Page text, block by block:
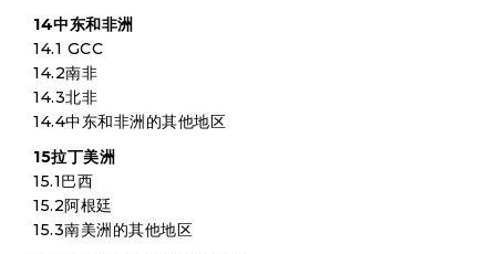
14中东和非洲
14.1 GCC
14.2南非
14.3北非
14.4中东和非洲的其他地区
15拉丁美洲
15.1巴西
15.2阿根廷
15.3南美洲的其他地区